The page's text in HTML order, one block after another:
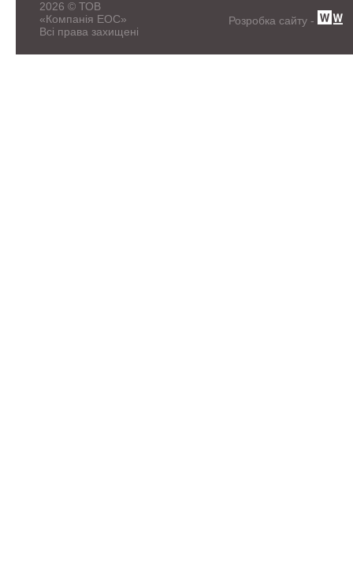
2026 © ТОВ
«Компанія ЕОС»
Всі права захищені
Розробка сайту -